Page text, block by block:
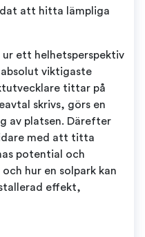
att hitta lämpliga
ur ett helhetsperspektiv
viktigaste
tittar på
skrivs, görs en
av platsen. Därefter
med att titta
potential och
hur en solpark kan
effekt,